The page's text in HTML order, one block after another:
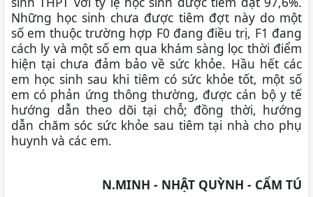
Những học sinh chưa được tiêm đợt này do một
số em thuộc trường hợp F0 đang điều trị, F1 đang
cách ly và một số em qua khám sàng lọc thời điểm
hiện tại chưa đảm bảo về sức khỏe. Hầu hết các
em học sinh sau khi tiêm có sức khỏe tốt, một số
em có phản ứng thông thường, được cán bộ y tế
hướng dẫn theo dõi tại chỗ; đồng thời, hướng
dẫn chăm sóc sức khỏe sau tiêm tại nhà cho phụ
huynh và các em.
N.MINH - NHẬT QUỲNH - CẨM TÚ